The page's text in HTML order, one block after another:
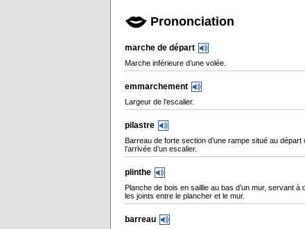
Prononciation
marche de départ
Marche inférieure d’une volée.
emmarchement
Largeur de l’escalier.
pilastre
Barreau de forte section d’une rampe situé au départ
l’arrivée d’un escalier.
plinthe
Planche de bois en saillie au bas d’un mur, servant à
les joints entre le plancher et le mur.
barreau